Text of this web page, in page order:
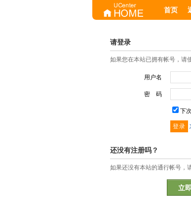
首页
请登录
如果您在本站已拥有帐号，请
用户名
密 码
下
还没有注册吗？
如果还没有本站的通行帐号，
立